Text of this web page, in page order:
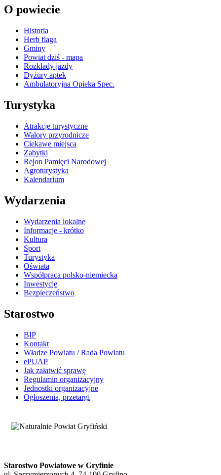
O powiecie
Historia
Herb flaga
Gminy
Powiat dziś - mapa
Rozkłady jazdy
Dyżury aptek
Ambulatoryjna Opieka Spec.
Turystyka
Atrakcje turystyczne
Walory przyrodnicze
Ciekawe miejsca
Zabytki
Rejon Pamięci Narodowej
Agroturystyka
Kalendarium
Wydarzenia
Wydarzenia lokalne
Informacje - krótko
Kultura
Sport
Turystyka
Oświata
Współpraca polsko-niemiecka
Inwestycje
Bezpieczeństwo
Starostwo
BIP
Kontakt
Władze Powiatu / Rada Powiatu
ePUAP
Jak załatwić sprawę
Regulamin organizacyjny
Jednostki organizacyjne
Ogłoszenia, przetargi
Starostwo Powiatowe w Gryfinie